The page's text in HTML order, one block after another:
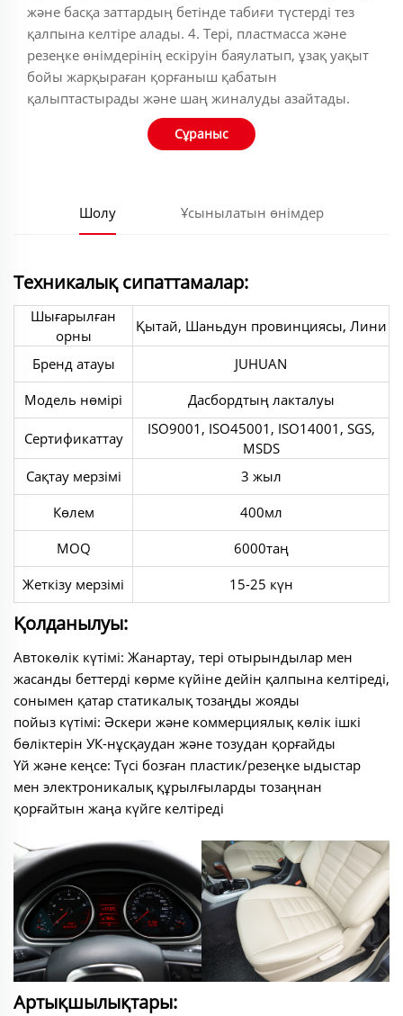
және басқа заттардың бетінде табиғи түстерді тез
қалпына келтіре алады. 4. Тері, пластмасса және
резеңке өнімдерінің ескіруін баяулатып, ұзақ уақыт
бойы жарқыраған қорғаныш қабатын
қалыптастырады және шаң жиналуды азайтады.
Сұраныс
Шолу Ұсынылатын өнімдер
Техникалық сипаттамалар:
Шығарылған
орны
Қытай, Шаньдун провинциясы, Лини
Бренд атауы
JUHUAN
Модель нөмірі
Дасбордтың лакталуы
Сертификаттау
ISO9001, ISO45001, ISO14001, SGS,
MSDS
Сақтау мерзімі
3 жыл
Көлем
400мл
MOQ
6000таң
Жеткізу мерзімі
15-25 күн
Қолданылуы:
Автокөлік күтімі: Жанартау, тері отырындылар мен
жасанды беттерді көрме күйіне дейін қалпына келтіреді,
сонымен қатар статикалық тозаңды жояды
пойыз күтімі: Әскери және коммерциялық көлік ішкі
бөліктерін УК-нұсқаудан және тозудан қорғайды
Үй және кеңсе: Түсі бозған пластик/резеңке ыдыстар
мен электроникалық құрылғыларды тозаңнан
қорғайтын жаңа күйге келтіреді
Артықшылықтары: